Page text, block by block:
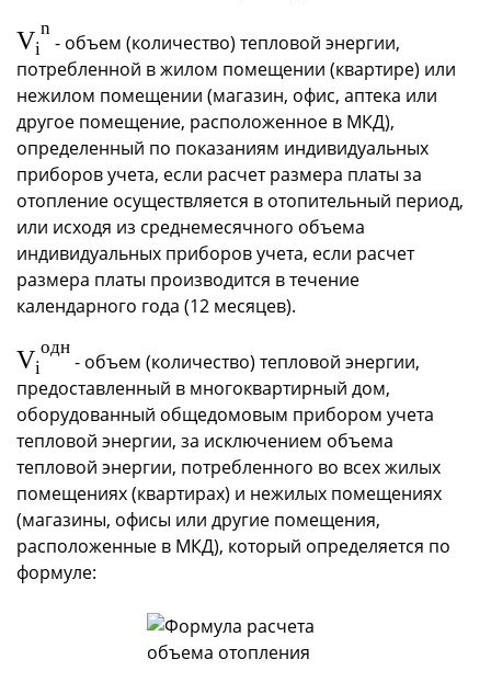
Vi
n
- объем (количество) тепловой энергии,
потребленной в жилом помещении (квартире) или
нежилом помещении (магазин, офис, аптека или
другое помещение, расположенное в МКД),
определенный по показаниям индивидуальных
приборов учета, если расчет размера платы за
отопление осуществляется в отопительный период,
или исходя из среднемесячного объема
индивидуальных приборов учета, если расчет
размера платы производится в течение
календарного года (12 месяцев).
Vi
одн
- объем (количество) тепловой энергии,
предоставленный в многоквартирный дом,
оборудованный общедомовым прибором учета
тепловой энергии, за исключением объема
тепловой энергии, потребленного во всех жилых
помещениях (квартирах) и нежилых помещениях
(магазины, офисы или другие помещения,
расположенные в МКД), который определяется по
формуле: